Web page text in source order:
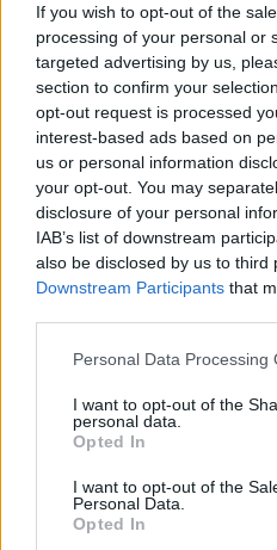
If you wish to opt-out of the
processing of your personal or
targeted advertising by us,
section to confirm your
opt-out request is processed
interest-based ads based on
us or personal information
your opt-out. You may
disclosure of your personal
IAB’s list of downstream
also be disclosed by us to third
Downstream Participants that
Personal Data Processing
I want to opt-out of the
personal data.
Opted In
I want to opt-out of the
Personal Data.
Opted In
wenn Du in diesem Forum
Gesprächen teilnehmen
starten möchtest, musst
im Spiel einloggen. Falls Du
Spielaccount besitzt, bitte
Wir freuen uns auf Deinen
unserem Forum!„Zum Spiel“
Thema: Stammtisch für
Kahlestra
Allwissendes Orakel
,
Beiträge: 4.667
Freiherr des Forums,
1Bienchen1
*Sternchen*1